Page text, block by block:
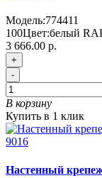
Модель:774411
100Цвет:белый
3 666.00 р.
+
-
В корзину
Купить в 1 клик
Настенный